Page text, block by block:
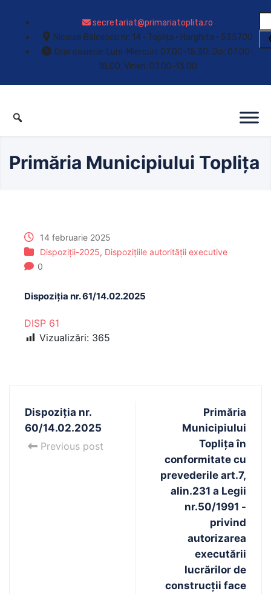
secretariat@primariatoplita.ro
Nicolae Bălcescu nr. 14 • Toplița • Harghita • 535700
Orar casierie: Luni-Miercuri: 07.00-15.30; Joi: 07.00-
18.00; Vineri: 07.00-13.00
Primăria Municipiului Toplița
14 februarie 2025
Dispoziții-2025, Dispozițiile autorității executive
0
Dispoziția nr. 61/14.02.2025
DISP 61
Vizualizări: 365
Dispoziția nr.
60/14.02.2025
Previous post
Primăria
Municipiului
Toplița în
conformitate cu
prevederile art.7,
alin.231 a Legii
nr.50/1991 -
privind
autorizarea
executării
lucrărilor de
construcţii face